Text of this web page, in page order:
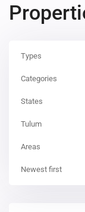
Types
Categories
States
Tulum
Areas
Newest first